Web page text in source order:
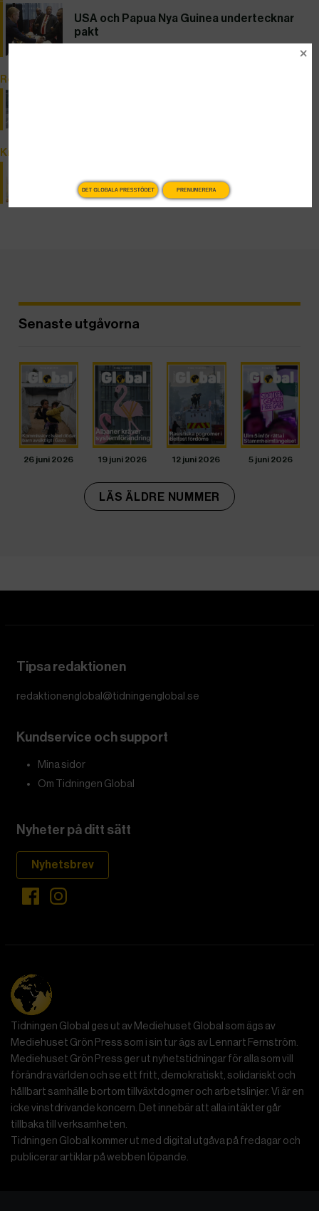
USA och Papua Nya Guinea undertecknar
pakt
Reportage
Krönika
Lamottes hyllande radikalhöger
Senaste utgåvorna
26 juni 2026 19 juni 2026 12 juni 2026 5 juni 2026
LÄS ÄLDRE NUMMER
Tipsa redaktionen
redaktionenglobal@tidningenglobal.se
Kundservice och support
Mina sidor
Om Tidningen Global
Nyheter på ditt sätt
Nyhetsbrev
Tidningen Global ges ut av Mediehuset Global som ägs av
Mediehuset Grön Press som i sin tur ägs av Lennart Fernström.
Mediehuset Grön Press ger ut nyhetstidningar för alla som vill
förändra världen och se ett fritt, demokratiskt, solidariskt och
hållbart samhälle bortom tillväxtdogmer och arbetslinjer. Vi är en
icke vinstdrivande koncern. Det innebär att alla intäkter går
tillbaka till verksamheten.
Tidningen Global kommer ut med digital utgåva på fredagar och
publicerar artiklar på webben löpande.
DET GLOBALA PRESSTÖDET PRENUMERERA